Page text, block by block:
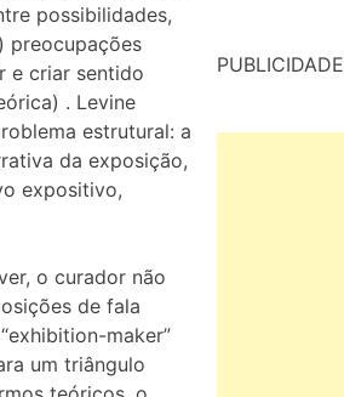
possibilidades,
preocupações
e criar sentido
. Levine
estrutural: a
da exposição,
expositivo,
o curador não
de fala
maker”
um triângulo
PUBLICIDADE